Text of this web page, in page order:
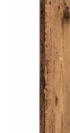
Когато
поръчката Ви
разполагате с
Отложено до
поръчката без
400 лв. / €204,52
Плащане на 4
поръчката си
разделя на 3
покупки на
Плащане на 6
разпределя в 6
покупки на